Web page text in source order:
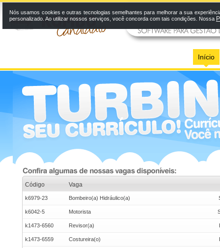
Início
Código Vaga
k6979-23 Bombeiro(a) Hidráulico(a)
k6042-5 Motorista
k1473-6560 Revisor(a)
k1473-6559 Costureira(o)
Nós usamos cookies e outras tecnologias semelhantes para melhorar a sua
personalizado. Ao utilizar nossos serviços, você concorda com tais condições. Nossa